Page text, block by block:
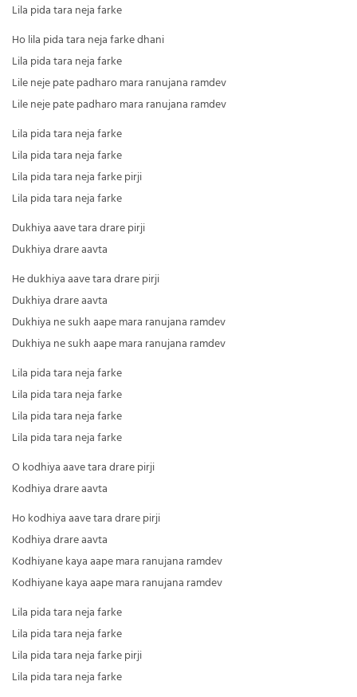
Lila pida tara neja farke
Ho lila pida tara neja farke dhani
Lila pida tara neja farke
Lile neje pate padharo mara ranujana ramdev
Lile neje pate padharo mara ranujana ramdev
Lila pida tara neja farke
Lila pida tara neja farke
Lila pida tara neja farke pirji
Lila pida tara neja farke
Dukhiya aave tara drare pirji
Dukhiya drare aavta
He dukhiya aave tara drare pirji
Dukhiya drare aavta
Dukhiya ne sukh aape mara ranujana ramdev
Dukhiya ne sukh aape mara ranujana ramdev
Lila pida tara neja farke
Lila pida tara neja farke
Lila pida tara neja farke
Lila pida tara neja farke
O kodhiya aave tara drare pirji
Kodhiya drare aavta
Ho kodhiya aave tara drare pirji
Kodhiya drare aavta
Kodhiyane kaya aape mara ranujana ramdev
Kodhiyane kaya aape mara ranujana ramdev
Lila pida tara neja farke
Lila pida tara neja farke
Lila pida tara neja farke pirji
Lila pida tara neja farke